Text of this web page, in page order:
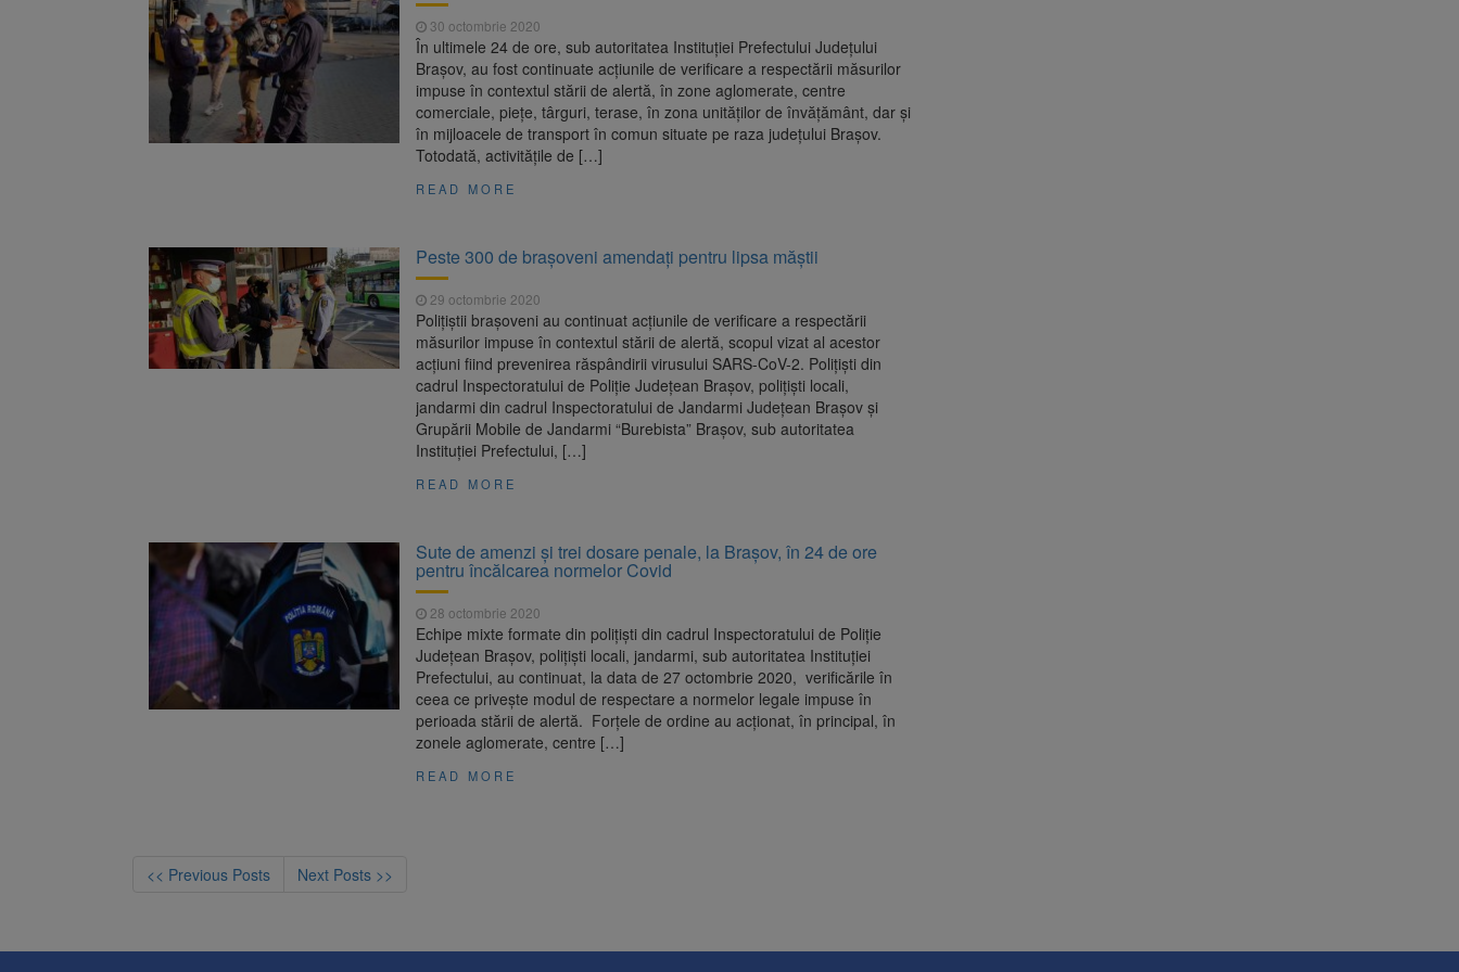
30 octombrie 2020
În ultimele 24 de ore, sub autoritatea Instituției Prefectului Județului
Brașov, au fost continuate acțiunile de verificare a respectării măsurilor
impuse în contextul stării de alertă, în zone aglomerate, centre
comerciale, piețe, târguri, terase, în zona unităților de învățământ, dar și
în mijloacele de transport în comun situate pe raza județului Brașov.
Totodată, activitățile de […]
READ MORE
Peste 300 de brașoveni amendați pentru lipsa măștii
29 octombrie 2020
Polițiștii brașoveni au continuat acțiunile de verificare a respectării
măsurilor impuse în contextul stării de alertă, scopul vizat al acestor
acțiuni fiind prevenirea răspândirii virusului SARS-CoV-2. Polițiști din
cadrul Inspectoratului de Poliție Județean Brașov, polițiști locali,
jandarmi din cadrul Inspectoratului de Jandarmi Județean Brașov și
Grupării Mobile de Jandarmi “Burebista” Brașov, sub autoritatea
Instituției Prefectului, […]
READ MORE
Sute de amenzi și trei dosare penale, la Brașov, în 24 de ore
pentru încălcarea normelor Covid
28 octombrie 2020
Echipe mixte formate din polițiști din cadrul Inspectoratului de Poliție
Județean Brașov, polițiști locali, jandarmi, sub autoritatea Instituției
Prefectului, au continuat, la data de 27 octombrie 2020, verificările în
ceea ce privește modul de respectare a normelor legale impuse în
perioada stării de alertă. Forțele de ordine au acționat, în principal, în
zonele aglomerate, centre […]
READ MORE
<< Previous Posts Next Posts >>